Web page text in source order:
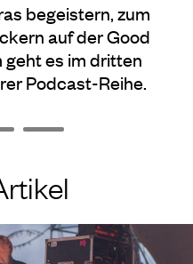
begeistern, zum
auf der Good
geht es im dritten
Podcast-Reihe.